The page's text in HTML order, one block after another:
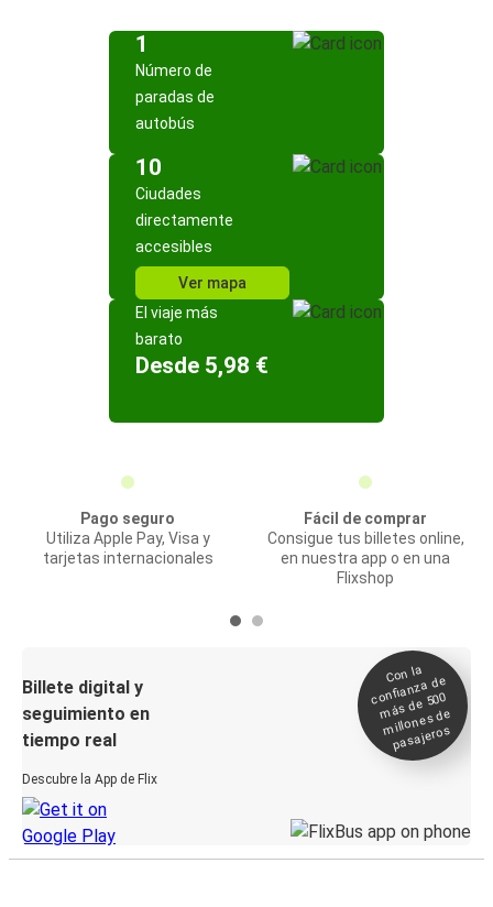
1
Número de
paradas de
autobús
10
Ciudades
directamente
accesibles
Ver mapa
El viaje más
barato
Desde 5,98 €
Pago seguro
Utiliza Apple Pay, Visa y
tarjetas internacionales
Fácil de comprar
Consigue tus billetes online,
en nuestra app o en una
Flixshop
Billete digital y
seguimiento en
tiempo real
Descubre la App de Flix
Con la
confianza de
más de 500
millones de
pasajeros